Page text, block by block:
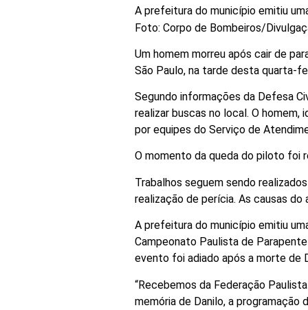
A prefeitura do município emitiu
Foto: Corpo de Bombeiros/
Um homem morreu após cair de
São Paulo, na tarde desta quarta-
Segundo informações da Defesa
realizar buscas no local. O
por equipes do Serviço de
O momento da queda do piloto foi
Trabalhos seguem sendo
realização de perícia. As causas
A prefeitura do município emitiu
Campeonato Paulista de
evento foi adiado após a morte de
“Recebemos da Federação
memória de Danilo, a